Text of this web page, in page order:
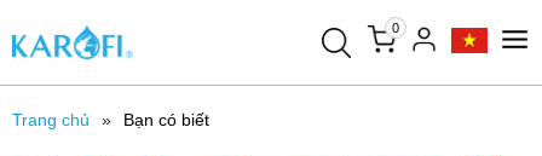
0
Trang chủ Bạn có biết